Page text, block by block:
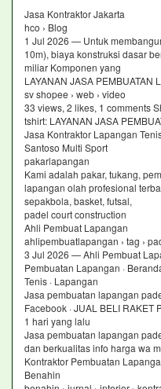
Jasa Kontraktor Jakarta
hco › Blog
1 Jul 2026 — Untuk
10m), biaya konstruksi dasar
miliar Komponen yang
LAYANAN JASA PEMBUATAN
sv shopee › web › video
33 views, 2 likes, 1 comments
tshirt: LAYANAN JASA
Jasa Kontraktor Lapangan
Santoso Multi Sport
pakarlapangan
Kami adalah pakar, tukang,
lapangan olah profesional
sepakbola, basket, futsal,
padel court construction
Ahli Pembuat Lapangan
ahlipembuatlapangan › tag ›
3 Jul 2026 — Ahli Pembuat
Pembuatan Lapangan ·
Tenis · Lapangan
Jasa pembuatan lapangan
Facebook · JUAL BELI RAKET
1 hari yang lalu
Jasa pembuatan lapangan
dan berkualitas info harga wa
Kontraktor Pembuatan
Benahin